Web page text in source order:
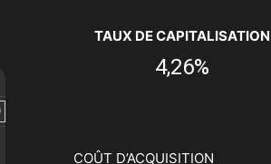
TAUX DE CAPITALISATION
4,26%
COÛT D’ACQUISITION